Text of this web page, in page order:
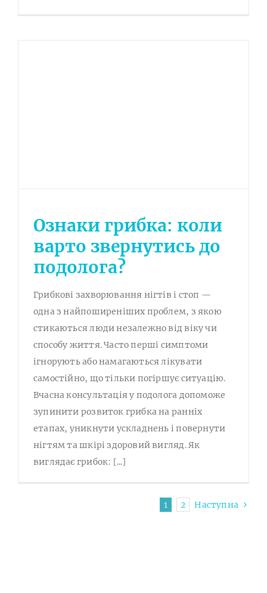
Ознаки грибка: коли
варто звернутись до
подолога?
Грибкові захворювання нігтів і стоп —
одна з найпоширеніших проблем, з якою
стикаються люди незалежно від віку чи
способу життя. Часто перші симптоми
ігнорують або намагаються лікувати
самостійно, що тільки погіршує ситуацію.
Вчасна консультація у подолога допоможе
зупинити розвиток грибка на ранніх
етапах, уникнути ускладнень і повернути
нігтям та шкірі здоровий вигляд. Як
виглядає грибок: [...]
1 2 Наступна